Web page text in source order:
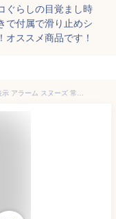
ぐらしの目覚まし時
で付属で滑り止めシ
ススメ商品です！
置き時計 ウサギ デジタル 目覚まし時計 LED表示 アラーム スヌーズ 常夜灯 かわいい 大音量 音感センサー 卓上 置時計 温度計 カレンダー ナイトライト 子供 女の子 男の子 プレゼント 送料無料